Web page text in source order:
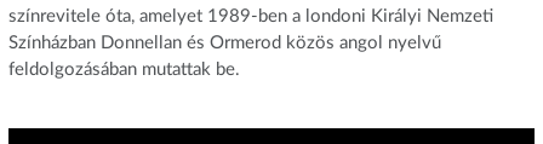
színrevitele óta, amelyet 1989-ben a londoni Királyi Nemzeti
Színházban Donnellan és Ormerod közös angol nyelvű
feldolgozásában mutattak be.